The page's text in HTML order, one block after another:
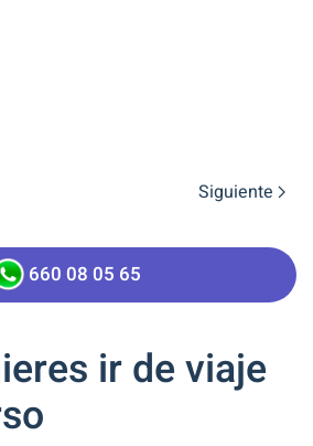
Siguiente
660 08 05 65
ir de viaje